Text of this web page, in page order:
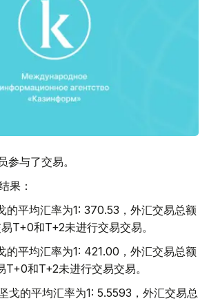
参与了交易。
果：
的平均汇率为1: 370.53，外汇交易总额
T+0和T+2未进行交易交易。
的平均汇率为1: 421.00，外汇交易总额
T+0和T+2未进行交易交易。
戈的平均汇率为1: 5.5593，外汇交易总